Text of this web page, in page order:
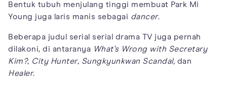
Bentuk tubuh menjulang tinggi membuat Park Mi
Young juga laris manis sebagai dancer.
Beberapa judul serial serial drama TV juga pernah
dilakoni, di antaranya What's Wrong with Secretary
Kim?, City Hunter, Sungkyunkwan Scandal, dan
Healer.